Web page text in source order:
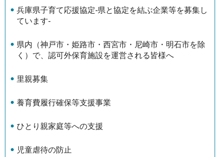
兵庫県子育て応援協定-県と協定を結ぶ企業等を募集し
ています-
県内（神戸市・姫路市・西宮市・尼崎市・明石市を除
く）で、認可外保育施設を運営される皆様へ
里親募集
養育費履行確保等支援事業
ひとり親家庭等への支援
児童虐待の防止